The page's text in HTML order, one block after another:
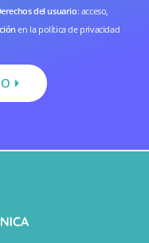
del usuario: acceso,
en la política de privacidad